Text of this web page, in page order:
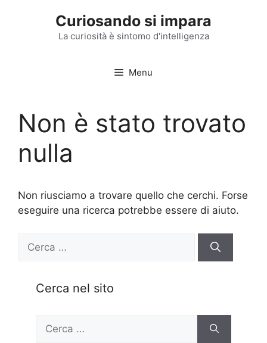
Curiosando si impara
La curiosità è sintomo d'intelligenza
Menu
Non è stato trovato
nulla
Non riusciamo a trovare quello che cerchi. Forse
eseguire una ricerca potrebbe essere di aiuto.
per:
Cerca nel sito
per: